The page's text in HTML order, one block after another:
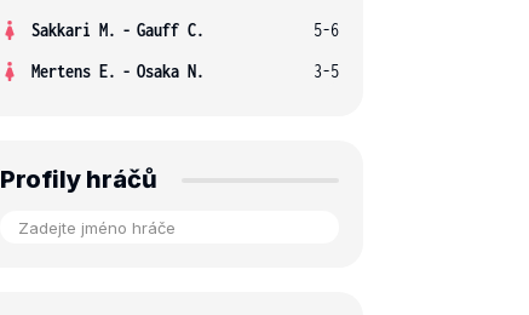
Sakkari M. - Gauff C.
5-6
Mertens E. - Osaka N. 3-5
Profily hráčů